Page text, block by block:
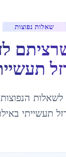
שאלות נפוצות
תעשייתי ב